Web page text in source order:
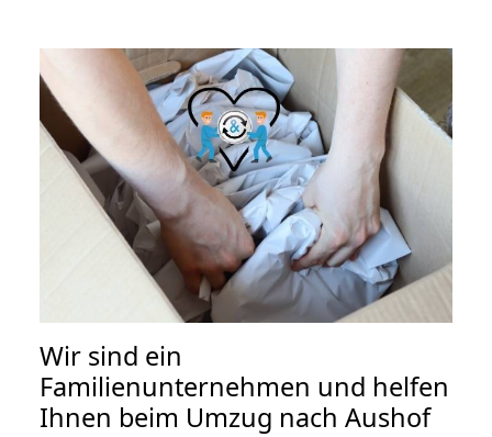
Wir sind ein
Familienunternehmen und helfen
Ihnen beim Umzug nach Aushof